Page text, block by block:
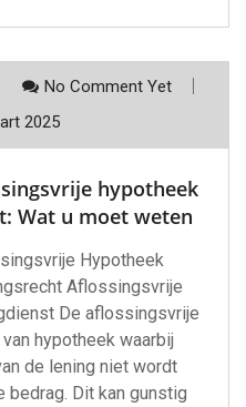
No Comment Yet
2025
hypotheek
Wat u moet weten
Hypotheek
Aflossingsvrije
De aflossingsvrije
hypotheek waarbij
de lening niet wordt
Dit kan gunstig